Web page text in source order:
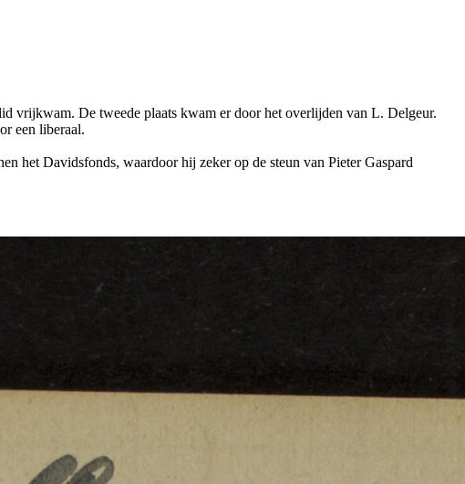
vrijkwam. De tweede plaats kwam er door het overlijden van L. Delgeur.
een liberaal.
het Davidsfonds, waardoor hij zeker op de steun van Pieter Gaspard